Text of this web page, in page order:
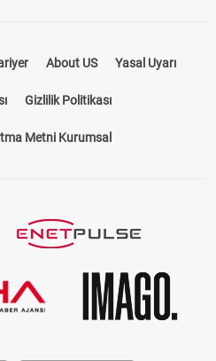
About US Yasal Uyarı
Gizlilik Politikası
Metni Kurumsal